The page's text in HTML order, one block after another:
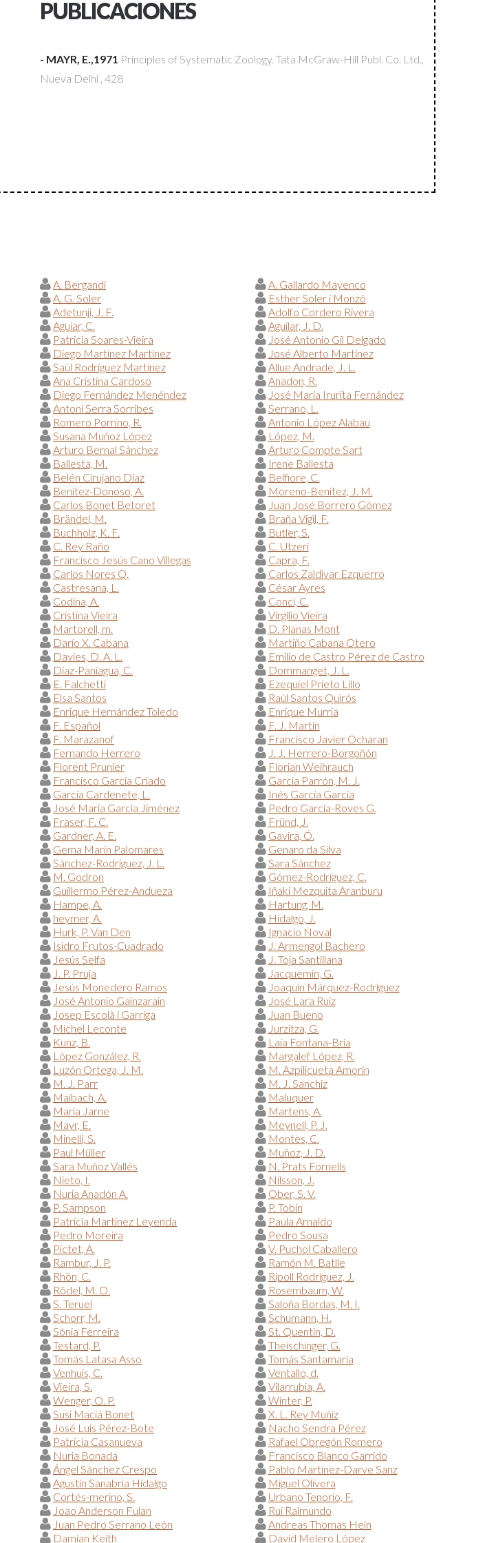
PUBLICACIONES
- MAYR, E.,1971 Principles of Systematic Zoology. Tata McGraw-Hill Publ. Co. Ltd.,
Nueva Delhi , 428
A. Bergandi
A. Gallardo Mayenco
A. G. Soler
Esther Soler i Monzó
Adetunji, J. F.
Adolfo Cordero Rivera
Aguiar, C.
Aguilar, J. D.
Patricia Soares-Vieira
José Antonio Gil Delgado
Diego Martínez Martínez
José Alberto Martínez
Saúl Rodríguez Martínez
Allue Andrade, J. L.
Ana Cristina Cardoso
Anadon, R.
Diego Fernández Menéndez
José María Irurita Fernández
Antoni Serra Sorribes
Serrano, L.
Romero Porrino, R.
Antonio López Alabau
Susana Muñoz López
López, M.
Arturo Bernal Sánchez
Arturo Compte Sart
Ballesta, M.
Irene Ballesta
Belén Cirujano Diaz
Belfiore, C.
Benítez-Donoso, A.
Moreno-Benítez, J. M.
Carlos Bonet Betoret
Juan José Borrero Gómez
Brändel, M.
Braña Vigil, F.
Buchholz, K. F.
Butler, S.
C. Rey Raño
C. Utzeri
Francisco Jesús Cano Villegas
Capra, F.
Carlos Nores Q.
Carlos Zaldívar Ezquerro
Castresana, L.
César Ayres
Codina, A.
Conci, C.
Cristina Vieira
Virgílio Vieira
Martorell, m.
D. Planas Mont
Darío X. Cabana
Martiño Cabana Otero
Davies, D. A. L.
Emilio de Castro Pérez de Castro
Díaz-Paniagua, C.
Dommanget, J. L.
E. Falchetti
Ezequiel Prieto Lillo
Elsa Santos
Raúl Santos Quirós
Enrique Hernández Toledo
Enrique Murria
F. Español
F. J. Martín
F. Marazanof
Francisco Javier Ocharan
Fernando Herrero
J. J. Herrero-Borgoñón
Florent Prunier
Florian Weihrauch
Francisco García Criado
García Parrón, M. J.
García Cardenete, L.
Inés García García
José María García Jiménez
Pedro García-Roves G.
Fraser, F. C.
Fründ, J.
Gardner, A. E.
Gavira, Ó.
Gema Marín Palomares
Genaro da Silva
Sánchez-Rodríguez, J. L.
Sara Sánchez
M. Godron
Gómez-Rodríguez, C.
Guillermo Pérez-Andueza
Iñaki Mezquita Aranburu
Hampe, A.
Hartung, M.
heymer, A.
Hidalgo, J.
Hurk, P. Van Den
Ignacio Noval
Isidro Frutos-Cuadrado
J. Armengol Bachero
Jesús Selfa
J. Toja Santillana
J. P. Pruja
Jacquemin, G.
Jesús Monedero Ramos
Joaquín Márquez-Rodríguez
José Antonio Gainzarain
José Lara Ruiz
Josep Escolà i Garriga
Juan Bueno
Michel Leconte
Jurzitza, G.
Kunz, B.
Laia Fontana-Bria
López González, R.
Margalef López, R.
Luzón Ortega, J. M.
M. Azpilicueta Amorín
M. J. Parr
M. J. Sanchiz
Maibach, A.
Maluquer
María Jarne
Martens, A.
Mayr, E.
Meynell, P. J.
Minelli, S.
Montes, C.
Paul Müller
Muñoz, J. D.
Sara Muñoz Vallés
N. Prats Fornells
Nieto, I.
Nilsson, J.
Nuria Anadón A.
Ober, S. V.
P. Sampson
P. Tobin
Patricia Martinez Leyenda
Paula Arnaldo
Pedro Moreira
Pedro Sousa
Pictet, A.
V. Puchol Caballero
Rambur, J. P.
Ramón M. Batlle
Rhön, C.
Ripoll Rodríguez, J.
Rödel, M. O.
Rosembaum, W.
S. Teruel
Saloña Bordas, M. I.
Schorr, M.
Schumann, H.
Sónia Ferreira
St. Quentin, D.
Testard, P.
Theischinger, G.
Tomás Latasa Asso
Tomás Santamaría
Venhuis, C.
Ventallo, d.
Vieira, S.
Vilarrubia, A.
Wenger, O. P.
Winter, P.
Susi Maciá Bonet
X. L. Rey Muñiz
José Luís Pérez-Bote
Nacho Sendra Pérez
Patricia Casanueva
Rafael Obregón Romero
Nuria Bonada
Francisco Blanco Garrido
Ángel Sánchez Crespo
Pablo Martínez-Darve Sanz
Agustín Sanabria Hidalgo
Miguel Olivera
Cortés-merino, S.
Urbano Tenorio, F.
Joao Anderson Fulan
Rui Raimundo
Juan Pedro Serrano León
Andreas Thomas Hein
Damian Keith David Melero López